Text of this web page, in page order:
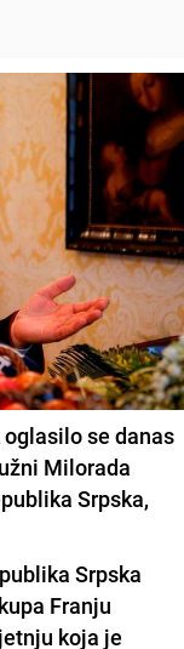
se danas
Milorada
Srpska,
Srpska
Franju
koja je